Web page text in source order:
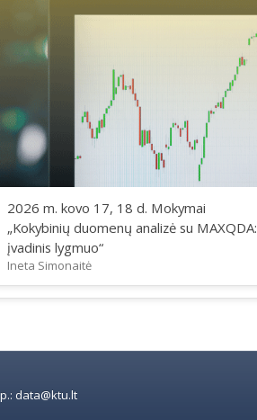
2026 m. kovo 17, 18 d. Mokymai
„Kokybinių duomenų analizė su MAXQDA:
įvadinis lygmuo“
Ineta Simonaitė
data@ktu.lt